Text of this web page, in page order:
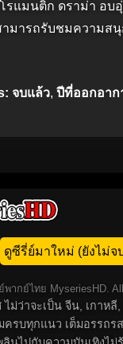
รแมนติก ดราม่า อบ
ามารถรับชมความส
จบแล้ว, ปีที่ออกอาก
ดูซีรี่ย์มาใหม่ (ยังไม่จ
กย์ไทย MyseriesHD. All
ว่าจะเป็น จีน, เก
บทุกแนว เต็มอรรถ